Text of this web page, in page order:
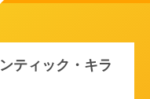
ティック・キラ